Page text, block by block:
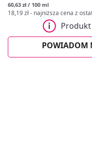
alternatywę dla osób
stosowaniem
Witamina A i E
formułą, pozbawioną
dużą zaletą.
180 sugerowanych
60,63 zł / 100 ml
18,19 zł- najniższa cena z
POWIADOM